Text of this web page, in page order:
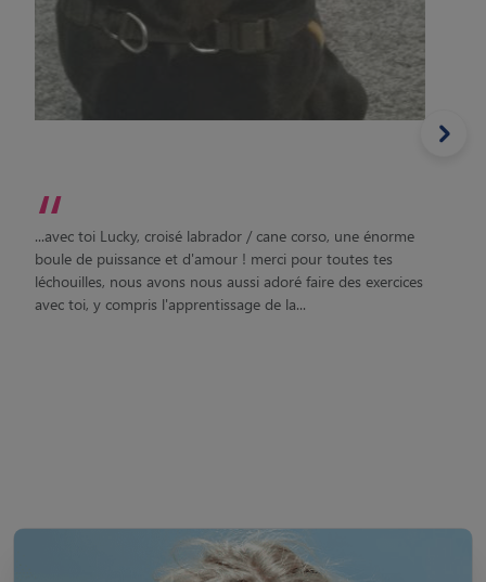
“
...avec toi Lucky, croisé labrador / cane corso, une énorme
boule de puissance et d'amour ! merci pour toutes tes
léchouilles, nous avons nous aussi adoré faire des exercices
avec toi, y compris l'apprentissage de la...